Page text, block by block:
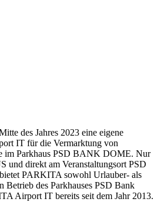
des Jahres 2023 eine eigene
IT für die Vermarktung von
im Parkhaus PSD BANK DOME. Nur
und direkt am Veranstaltungsort PSD
PARKITA sowohl Urlauber- als
Betrieb des Parkhauses PSD Bank
Airport IT bereits seit dem Jahr 2013.